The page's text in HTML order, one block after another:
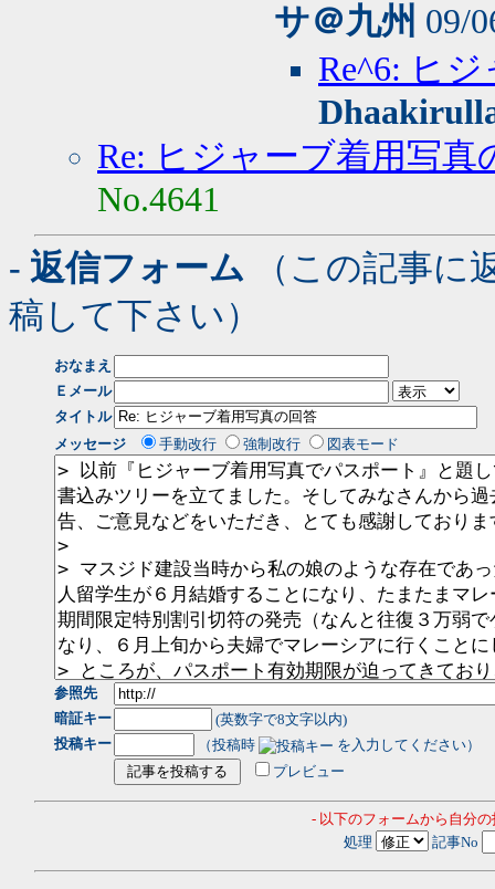
サ＠九州 09/
Re^6: ヒ
Re: ヒジャーブ着用写真
No.4641
- 返信フォーム （この記事に
稿して下さい）
おなまえ
Ｅメール
タイトル
メッセージ
手動改行 強制改行 図表モード
参照先
暗証キー
(英数字で8文字以内)
投稿キー
（投稿時
を入力してください）
プレビュー
- 以下のフォームから自分
処理
記事No